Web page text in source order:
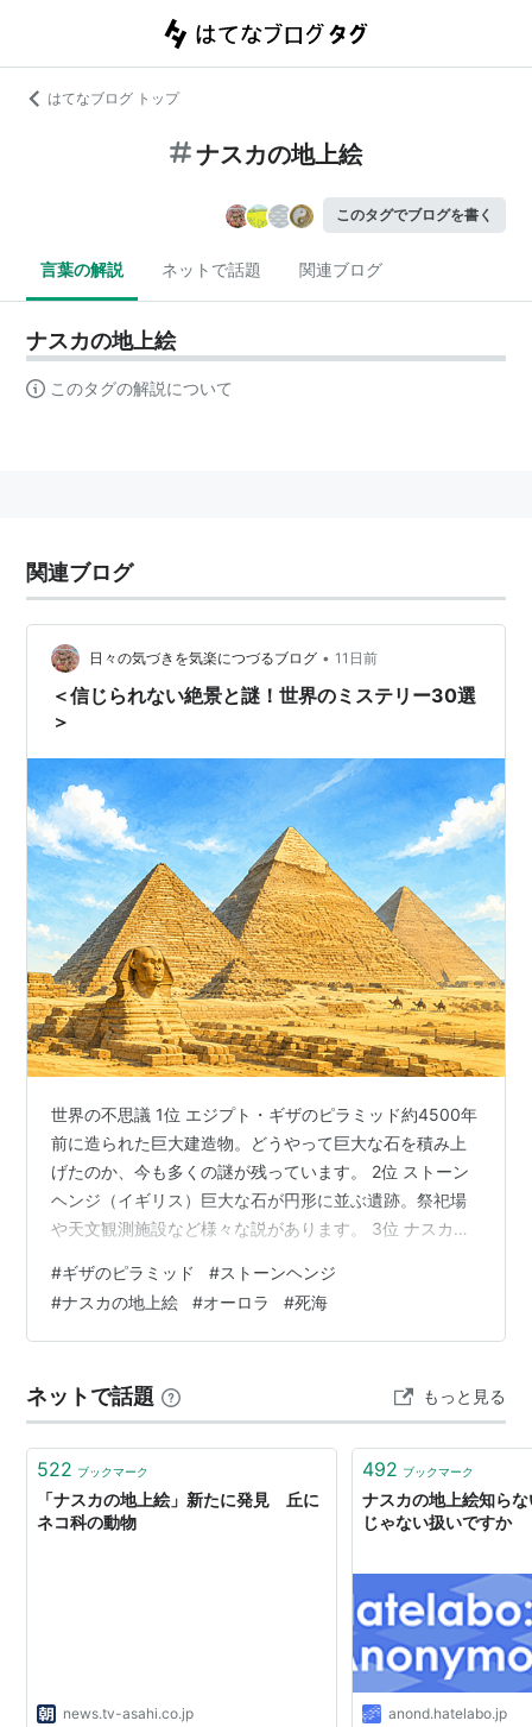
はてなブログ トップ
ナスカの地上絵
このタグでブログを書く
言葉の解説 ネットで話題 関連ブログ
ナスカの地上絵
このタグの解説について
関連ブログ
日々の気づきを気楽につづるブログ • 11日前
＜信じられない絶景と謎！世界のミステリー30選
＞
世界の不思議 1位 エジプト・ギザのピラミッド約4500年
前に造られた巨大建造物。どうやって巨大な石を積み上
げたのか、今も多くの謎が残っています。 2位 ストーン
ヘンジ（イギリス）巨大な石が円形に並ぶ遺跡。祭祀場
や天文観測施設など様々な説があります。 3位 ナスカの
絵。誰が何のために描いたのかははっきりしていませ
ん。 4位 イースター島のモアイ像（チリ）数百体もの巨
大石像。運搬方法や目的は現在も研究が続いています。
消えたという伝説で知られる海域です。 6位 オーロラ
（北極・南極圏）夜空に現れ…
#ギザのピラミッド #ストーンヘンジ
#ナスカの地上絵 #オーロラ #死海
ネットで話題 もっと見る
522 ブックマーク
「ナスカの地上絵」新たに発見 丘に
ネコ科の動物
news.tv-asahi.co.jp
492 ブックマーク
ナスカの地上絵知ら
じゃない扱いですか
anond.hatelabo.jp